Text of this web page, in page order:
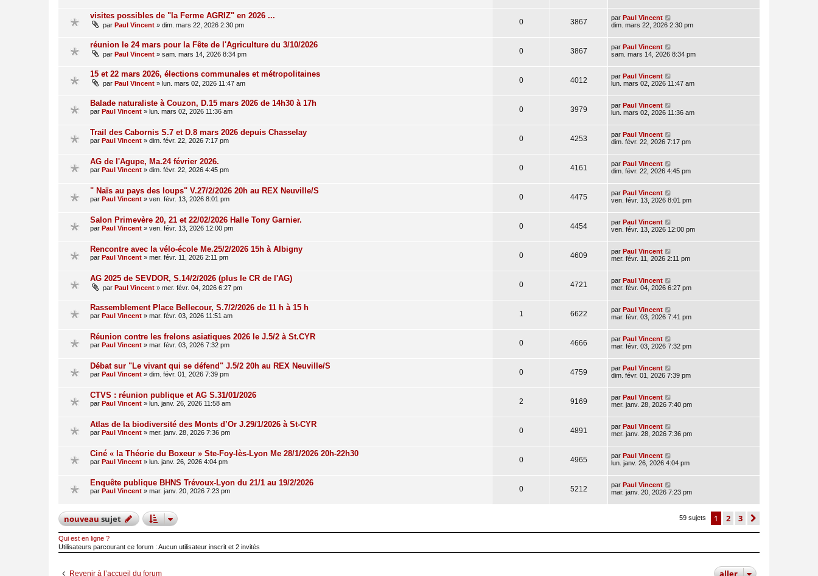
visites possibles de "la Ferme AGRIZ" en 2026 ...
par Paul Vincent » dim. mars 22, 2026 2:30 pm 0 3867 par Paul Vincent
dim. mars 22, 2026 2:30 pm
réunion le 24 mars pour la Fête de l'Agriculture du 3/10/2026
par Paul Vincent » sam. mars 14, 2026 8:34 pm 0 3867 par Paul Vincent
sam. mars 14, 2026 8:34 pm
15 et 22 mars 2026, élections communales et métropolitaines
par Paul Vincent » lun. mars 02, 2026 11:47 am 0 4012 par Paul Vincent
lun. mars 02, 2026 11:47 am
Balade naturaliste à Couzon, D.15 mars 2026 de 14h30 à 17h
par Paul Vincent » lun. mars 02, 2026 11:36 am 0 3979 par Paul Vincent
lun. mars 02, 2026 11:36 am
Trail des Cabornis S.7 et D.8 mars 2026 depuis Chasselay
par Paul Vincent » dim. févr. 22, 2026 7:17 pm 0 4253 par Paul Vincent
dim. févr. 22, 2026 7:17 pm
AG de l'Agupe, Ma.24 février 2026.
par Paul Vincent » dim. févr. 22, 2026 4:45 pm 0 4161 par Paul Vincent
dim. févr. 22, 2026 4:45 pm
" Naïs au pays des loups" V.27/2/2026 20h au REX Neuville/S
par Paul Vincent » ven. févr. 13, 2026 8:01 pm 0 4475 par Paul Vincent
ven. févr. 13, 2026 8:01 pm
Salon Primevère 20, 21 et 22/02/2026 Halle Tony Garnier.
par Paul Vincent » ven. févr. 13, 2026 12:00 pm 0 4454 par Paul Vincent
ven. févr. 13, 2026 12:00 pm
Rencontre avec la vélo-école Me.25/2/2026 15h à Albigny
par Paul Vincent » mer. févr. 11, 2026 2:11 pm 0 4609 par Paul Vincent
mer. févr. 11, 2026 2:11 pm
AG 2025 de SEVDOR, S.14/2/2026 (plus le CR de l'AG)
par Paul Vincent » mer. févr. 04, 2026 6:27 pm 0 4721 par Paul Vincent
mer. févr. 04, 2026 6:27 pm
Rassemblement Place Bellecour, S.7/2/2026 de 11 h à 15 h
par Paul Vincent » mar. févr. 03, 2026 11:51 am 1 6622 par Paul Vincent
mar. févr. 03, 2026 7:41 pm
Réunion contre les frelons asiatiques 2026 le J.5/2 à St.CYR
par Paul Vincent » mar. févr. 03, 2026 7:32 pm 0 4666 par Paul Vincent
mar. févr. 03, 2026 7:32 pm
Débat sur "Le vivant qui se défend" J.5/2 20h au REX Neuville/S
par Paul Vincent » dim. févr. 01, 2026 7:39 pm 0 4759 par Paul Vincent
dim. févr. 01, 2026 7:39 pm
CTVS : réunion publique et AG S.31/01/2026
par Paul Vincent » lun. janv. 26, 2026 11:58 am 2 9169 par Paul Vincent
mer. janv. 28, 2026 7:40 pm
Atlas de la biodiversité des Monts d’Or J.29/1/2026 à St-CYR
par Paul Vincent » mer. janv. 28, 2026 7:36 pm 0 4891 par Paul Vincent
mer. janv. 28, 2026 7:36 pm
Ciné « la Théorie du Boxeur » Ste-Foy-lès-Lyon Me 28/1/2026 20h-22h30
par Paul Vincent » lun. janv. 26, 2026 4:04 pm 0 4965 par Paul Vincent
lun. janv. 26, 2026 4:04 pm
Enquête publique BHNS Trévoux-Lyon du 21/1 au 19/2/2026
par Paul Vincent » mar. janv. 20, 2026 7:23 pm 0 5212 par Paul Vincent
mar. janv. 20, 2026 7:23 pm
nouveausujet 59 sujets 1 2 3
Qui est en ligne ?
Utilisateurs parcourant ce forum : Aucun utilisateur inscrit et 2 invités
Revenir à l’accueil du forum aller